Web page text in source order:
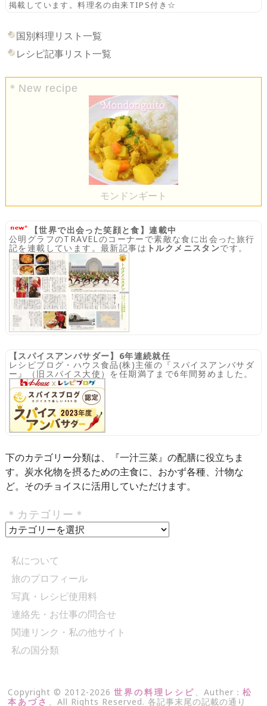
掲載しています。料理名の由来TIPS付き☆
国別料理リスト一覧
レシピ記事リスト一覧
＊New recipe
モンドンギート
【世界で出会った笑顔と食】連載中
公明グラフのTRAVELのコーナーで素敵な食に出会った旅行
記を連載しています。最新記事は トルクメニスタンです。
【スパイスアンバサダー】6年連続就任
レシピブログ・ハウス食品(株)主催の『スパイスアンバサダ
ー』（旧スパイス大使）を任期満了まで6年間努めました。
下のカテゴリー分類は、『一汁三菜』の配膳に役立ちま
す。炭水化物を摂るための主食に、おかず各種、汁物な
ど。そのチョイスに活用していただけます。
＊カテゴリー＊
＊
テ
ゴ
リ
ー
＊
私について
旅のプロフィール
写真・レシピ使用料
連絡先・お仕事の問合せ
関連リンク・私の他サイト
私の国分類
Copyright © 2012-2026世界の料理レシピ 、Auther：松
本あづさ
、All Rights Reserved. 各記事末尾の記載の通り